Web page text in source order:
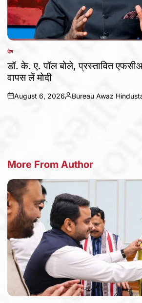
POSTED
देश
डॉ. के. ए. पॉल बोले, प्रस्तावित
वापस लें मोदी
on
August 6, 2026
Posted
Bureau Awaz
More From Author